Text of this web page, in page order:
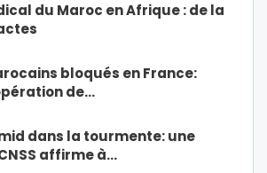
du Maroc en Afrique : de la
bloqués en France:
de…
dans la tourmente: une
affirme à…